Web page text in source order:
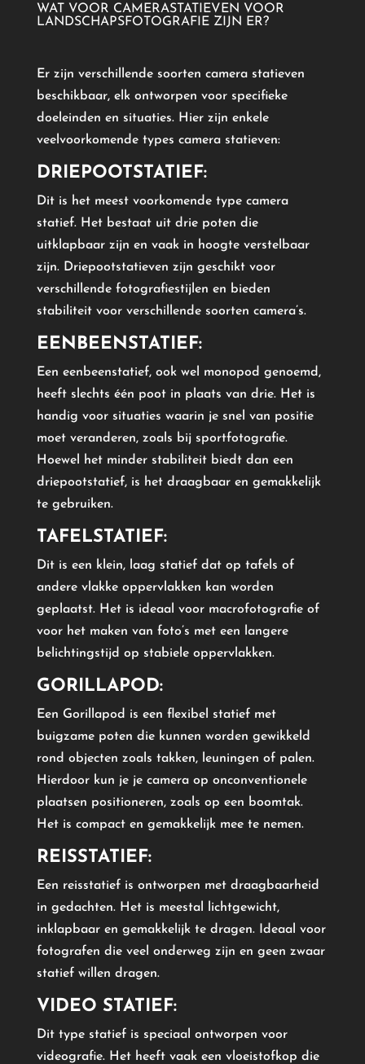
WAT VOOR CAMERASTATIEVEN VOOR
LANDSCHAPSFOTOGRAFIE ZIJN ER?
Er zijn verschillende soorten camera statieven
beschikbaar, elk ontworpen voor specifieke
doeleinden en situaties. Hier zijn enkele
veelvoorkomende types camera statieven:
DRIEPOOTSTATIEF:
Dit is het meest voorkomende type camera
statief. Het bestaat uit drie poten die
uitklapbaar zijn en vaak in hoogte verstelbaar
zijn. Driepootstatieven zijn geschikt voor
verschillende fotografiestijlen en bieden
stabiliteit voor verschillende soorten camera’s.
EENBEENSTATIEF:
Een eenbeenstatief, ook wel monopod genoemd,
heeft slechts één poot in plaats van drie. Het is
handig voor situaties waarin je snel van positie
moet veranderen, zoals bij sportfotografie.
Hoewel het minder stabiliteit biedt dan een
driepootstatief, is het draagbaar en gemakkelijk
te gebruiken.
TAFELSTATIEF:
Dit is een klein, laag statief dat op tafels of
andere vlakke oppervlakken kan worden
geplaatst. Het is ideaal voor macrofotografie of
voor het maken van foto’s met een langere
belichtingstijd op stabiele oppervlakken.
GORILLAPOD:
Een Gorillapod is een flexibel statief met
buigzame poten die kunnen worden gewikkeld
rond objecten zoals takken, leuningen of palen.
Hierdoor kun je je camera op onconventionele
plaatsen positioneren, zoals op een boomtak.
Het is compact en gemakkelijk mee te nemen.
REISSTATIEF:
Een reisstatief is ontworpen met draagbaarheid
in gedachten. Het is meestal lichtgewicht,
inklapbaar en gemakkelijk te dragen. Ideaal voor
fotografen die veel onderweg zijn en geen zwaar
statief willen dragen.
VIDEO STATIEF:
Dit type statief is speciaal ontworpen voor
videografie. Het heeft vaak een vloeistofkop die